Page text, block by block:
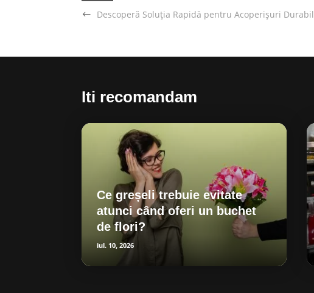
Descoperă Soluția Rapidă pentru Acoperișuri
Iti recomandam
Ce greșeli trebuie evitate
atunci când oferi un buchet
de flori?
iul. 10, 2026